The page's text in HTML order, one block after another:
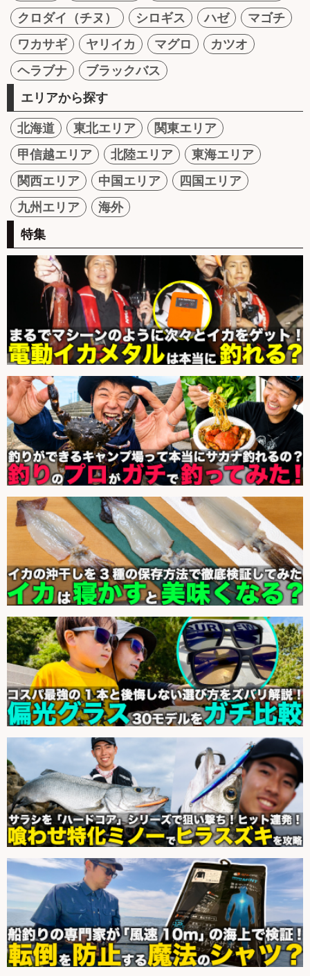
クロダイ（チヌ）
シロギス ハゼ
マゴチ
ワカサギ
ヤリイカ マグロ
カツオ
ヘラブナ
ブラックバス
エリアから探す
北海道 東北エリア
関東エリア
甲信越エリア
北陸エリア
東海エリア
関西エリア
中国エリア
四国エリア
九州エリア
海外
特集